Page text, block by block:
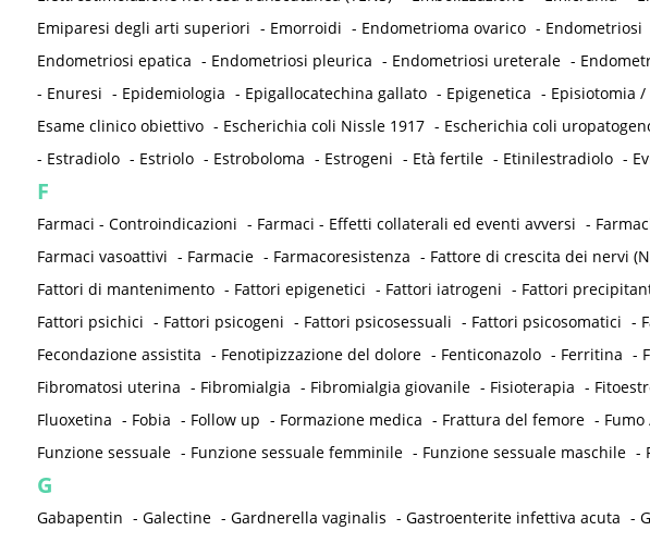
Emiparesi degli arti superiori - Emorroidi - Endometrioma ovarico - Endometriosi
Endometriosi epatica - Endometriosi pleurica - Endometriosi ureterale -
- Enuresi - Epidemiologia - Epigallocatechina gallato - Epigenetica - Episiotomia
Esame clinico obiettivo - Escherichia coli Nissle 1917 - Escherichia coli
- Estradiolo - Estriolo - Estroboloma - Estrogeni - Età fertile - Etinilestradiolo -
F
Farmaci - Controindicazioni - Farmaci - Effetti collaterali ed eventi avversi -
Farmaci vasoattivi - Farmacie - Farmacoresistenza - Fattore di crescita dei nervi
Fattori di mantenimento - Fattori epigenetici - Fattori iatrogeni - Fattori
Fattori psichici - Fattori psicogeni - Fattori psicosessuali - Fattori psicosomatici -
Fecondazione assistita - Fenotipizzazione del dolore - Fenticonazolo - Ferritina -
Fibromatosi uterina - Fibromialgia - Fibromialgia giovanile - Fisioterapia -
Fluoxetina - Fobia - Follow up - Formazione medica - Frattura del femore -
Funzione sessuale - Funzione sessuale femminile - Funzione sessuale maschile -
G
Gabapentin - Galectine - Gardnerella vaginalis - Gastroenterite infettiva acuta -